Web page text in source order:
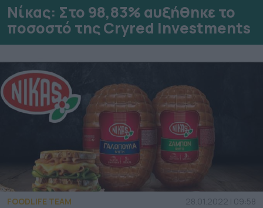
Νίκας: Στο 98,83% αυξήθηκε το
ποσοστό της Cryred Investments
FOODLIFE TEAM 28.01.2022 | 09:58